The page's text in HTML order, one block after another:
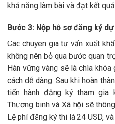
khả năng làm bài và đạt kết
Bước 3: Nộp hồ sơ đăng ký
Các chuyên gia tư vấn xuất
không nên bỏ qua bước quan
Hàn vững vàng sẽ là chìa
cách dễ dàng. Sau khi hoàn
tiến hành đăng ký tham gia
Thương binh và Xã hội sẽ
Lệ phí đăng ký thi là 24 USD,